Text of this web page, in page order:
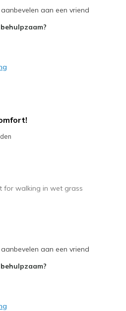
true to width
to size
aanbevelen aan een vriend
for walking in wet grass
aanbevelen aan een vriend